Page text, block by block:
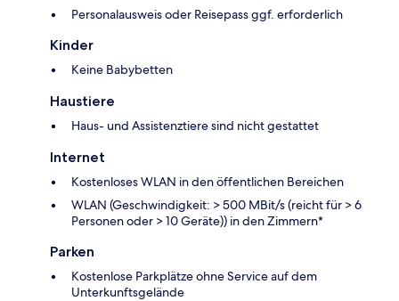
Personalausweis oder Reisepass ggf. erforderlich
Kinder
Keine Babybetten
Haustiere
Haus- und Assistenztiere sind nicht gestattet
Internet
Kostenloses WLAN in den öffentlichen Bereichen
WLAN (Geschwindigkeit: > 500 MBit/s (reicht für > 6
Personen oder > 10 Geräte)) in den Zimmern*
Parken
Kostenlose Parkplätze ohne Service auf dem
Unterkunftsgelände